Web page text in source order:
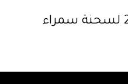
أجدد برونزر لصيف 2022 لسحنة سمراء